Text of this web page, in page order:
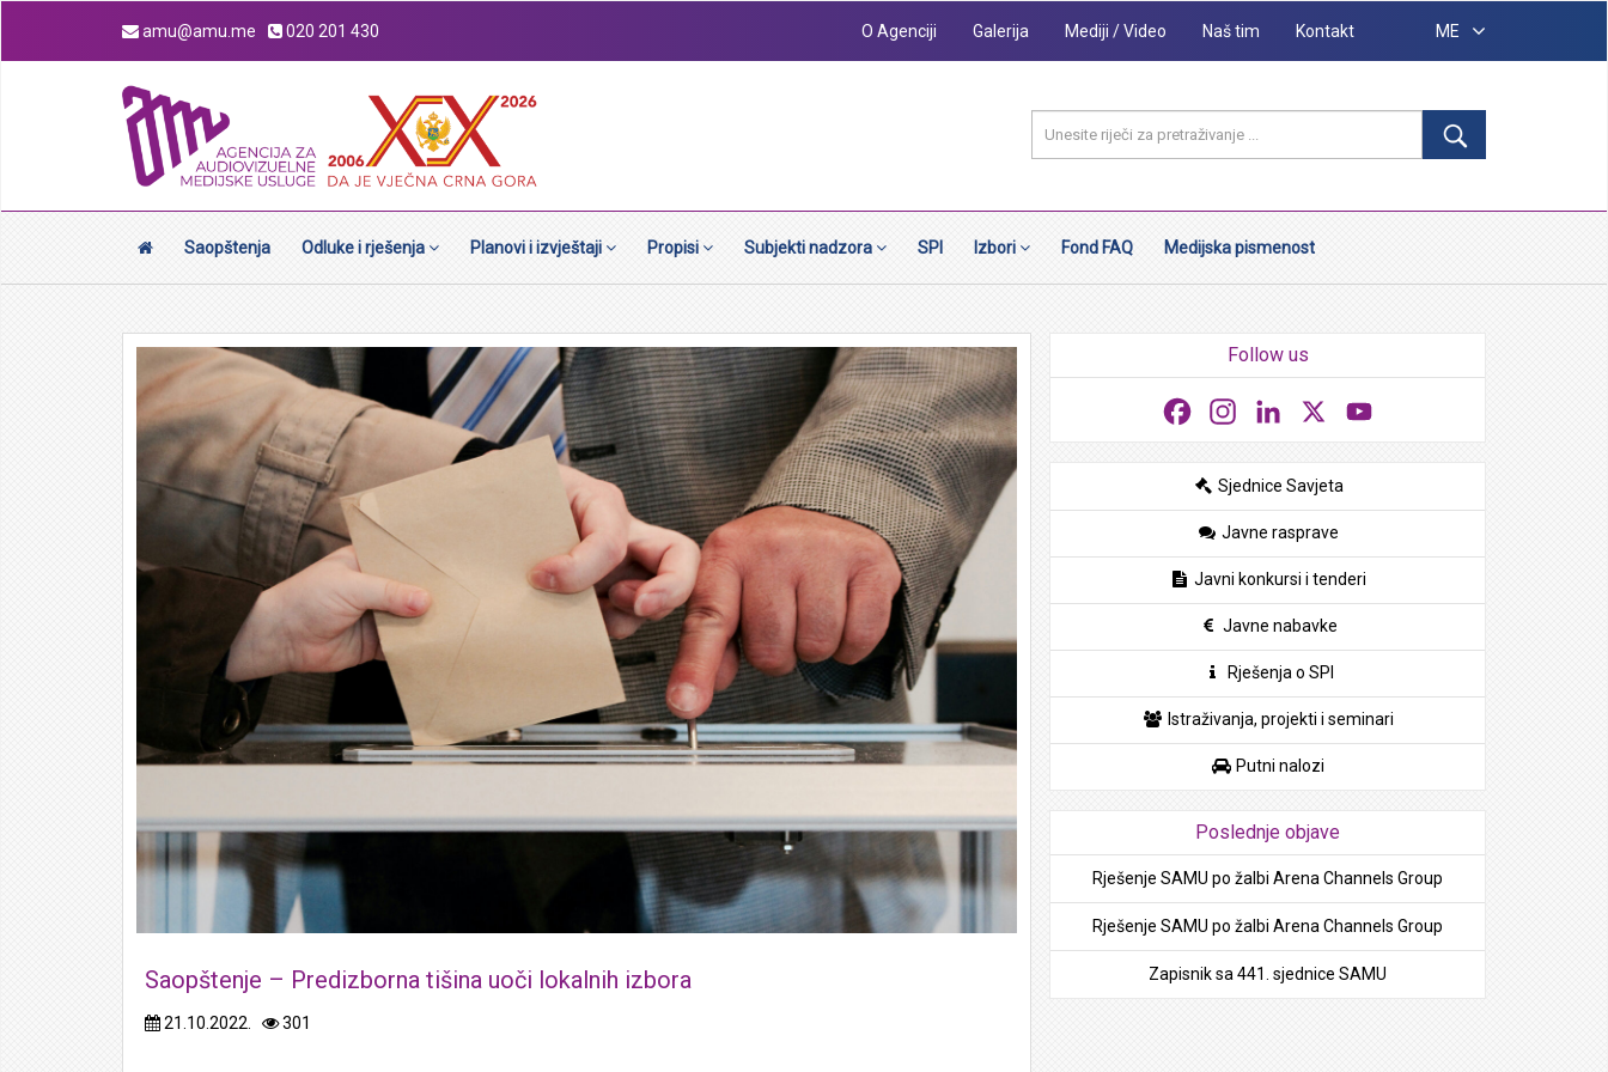
amu@amu.me 020 201 430 O Agenciji Galerija Mediji / Video Naš tim Kontakt ME
Saopštenja Odluke i rješenja Planovi i izvještaji Propisi Subjekti nadzora SPI Izbori Fond FAQ Medijska pismenost
Saopštenje – Predizborna tišina uoči lokalnih izbora
21.10.2022. 301
Follow us
FacebookInstagramLinkedIn
Sjednice Savjeta
Javne rasprave
Javni konkursi i tenderi
Javne nabavke
Rješenja o SPI
Istraživanja, projekti i seminari
Putni nalozi
Poslednje objave
Rješenje SAMU po žalbi Arena Channels Group
Rješenje SAMU po žalbi Arena Channels Group
Zapisnik sa 441. sjednice SAMU